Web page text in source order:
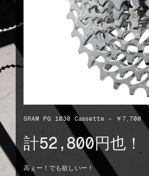
SRAM PG 1030 Cassette – ￥7,700
計52,800円也！
高ぇー！でも欲しいー！